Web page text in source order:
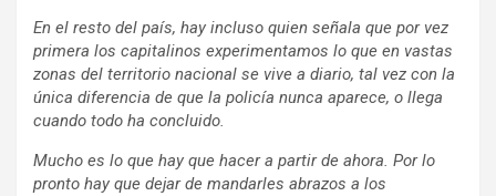
En el resto del país, hay incluso quien señala que por vez
primera los capitalinos experimentamos lo que en vastas
zonas del territorio nacional se vive a diario, tal vez con la
única diferencia de que la policía nunca aparece, o llega
cuando todo ha concluido.
Mucho es lo que hay que hacer a partir de ahora. Por lo
pronto hay que dejar de mandarles abrazos a los